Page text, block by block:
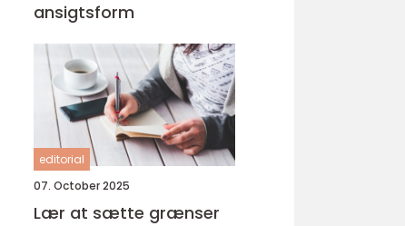
ansigtsform
editorial
07. October 2025
Lær at sætte grænser